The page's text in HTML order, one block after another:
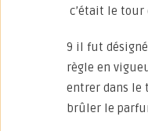
c’était le tour
9 il fut désigné
règle en
entrer dans le
brûler le